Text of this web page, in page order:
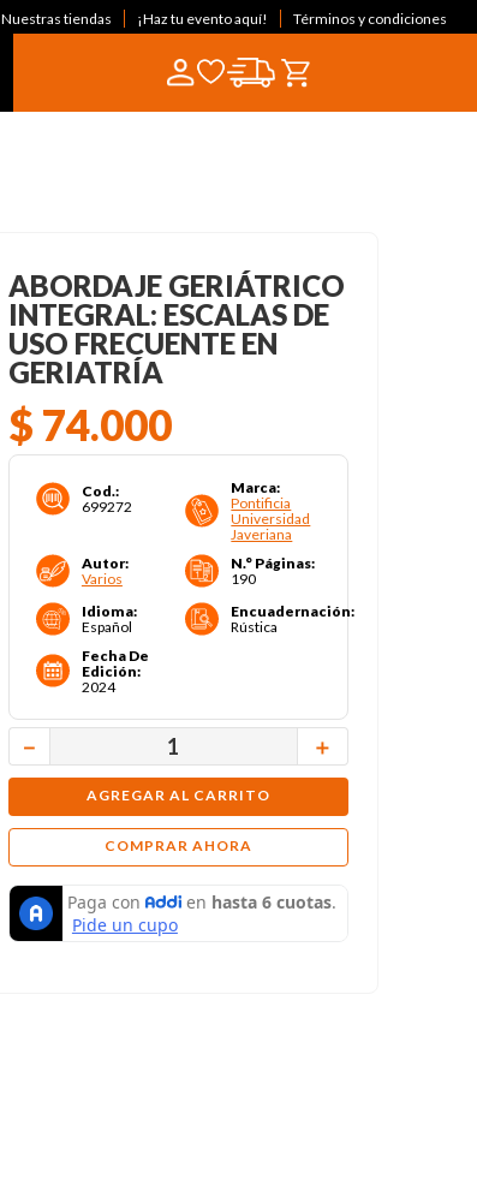
Nuestras tiendas ¡Haz tu evento aquí! Términos y condiciones
ABORDAJE GERIÁTRICO
INTEGRAL: ESCALAS DE
USO FRECUENTE EN
GERIATRÍA
$ 74.000
Cod.:
699272
Marca:
Pontificia
Universidad
Javeriana
Autor:
Varios
N.° Páginas:
190
Idioma:
Español
Encuadernación:
Rústica
Fecha De
Edición:
2024
＋
－
AGREGAR AL CARRITO
COMPRAR AHORA